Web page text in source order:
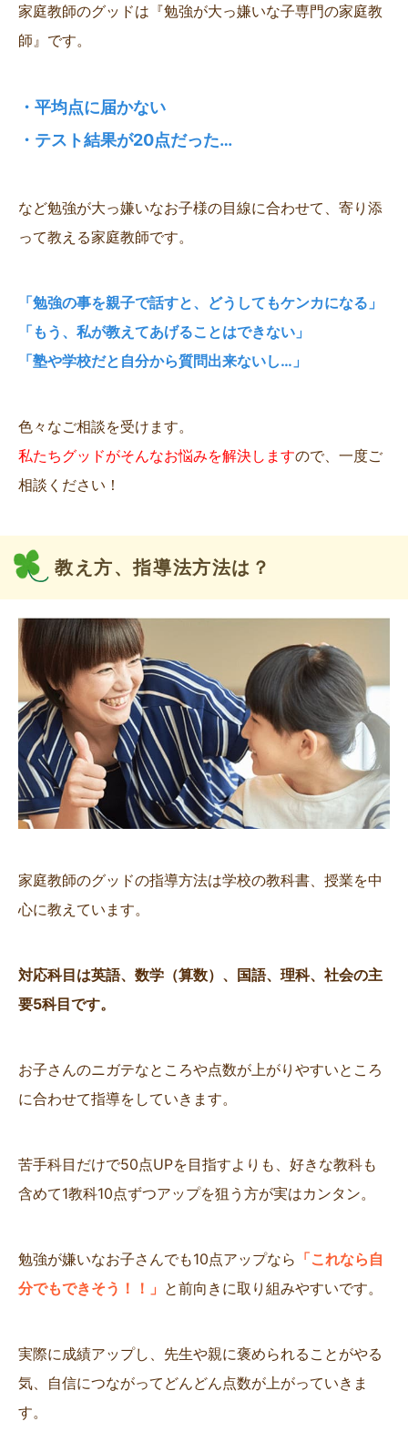
家庭教師のグッドは『勉強が大っ嫌いな子専門の家庭教
師』です。
・平均点に届かない
・テスト結果が20点だった…
など勉強が大っ嫌いなお子様の目線に合わせて、寄り添
って教える家庭教師です。
「勉強の事を親子で話すと、どうしてもケンカになる」
「もう、私が教えてあげることはできない」
「塾や学校だと自分から質問出来ないし…」
色々なご相談を受けます。
私たちグッドがそんなお悩みを解決しますので、一度ご
相談ください！
教え方、指導法方法は？
家庭教師のグッドの指導方法は学校の教科書、授業を中
心に教えています。
対応科目は英語、数学（算数）、国語、理科、社会の主
要5科目です。
お子さんのニガテなところや点数が上がりやすいところ
に合わせて指導をしていきます。
苦手科目だけで50点UPを目指すよりも、好きな教科も
含めて1教科10点ずつアップを狙う方が実はカンタン。
勉強が嫌いなお子さんでも10点アップなら 「これなら自
分でもできそう！！」 と前向きに取り組みやすいです。
実際に成績アップし、先生や親に褒められることがやる
気、自信につながってどんどん点数が上がっていきま
す。